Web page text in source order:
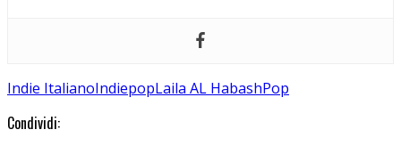
Indie ItalianoIndiepopLaila AL HabashPop
Condividi: